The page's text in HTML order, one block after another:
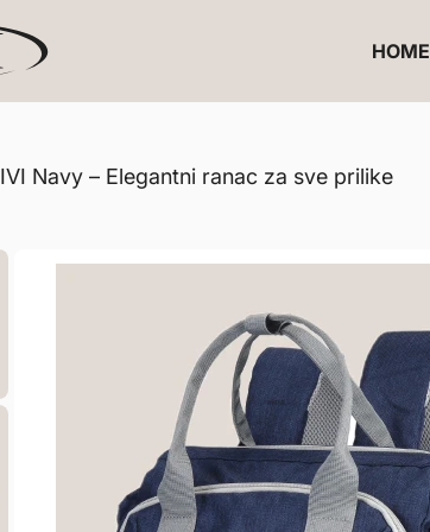
HOME
IVI Navy – Elegantni ranac za sve prilike